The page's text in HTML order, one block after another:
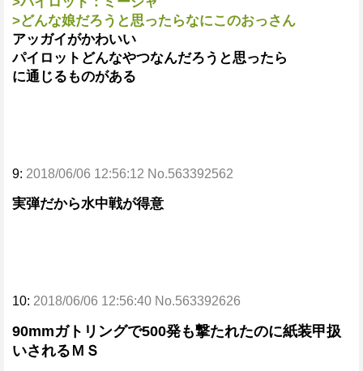
>どんな娘だろうと思ったらなにこのおっさん
アッガイがかわいい
パイロットどんなやつなんだろうと思ったら
に通じるものがある
9: 2018/06/06 12:56:12 No.563392562
実弾だから水中戦が得意
10: 2018/06/06 12:56:40 No.563392626
90mmガトリングで500発も撃たれたのに紙装甲扱
いされるＭＳ